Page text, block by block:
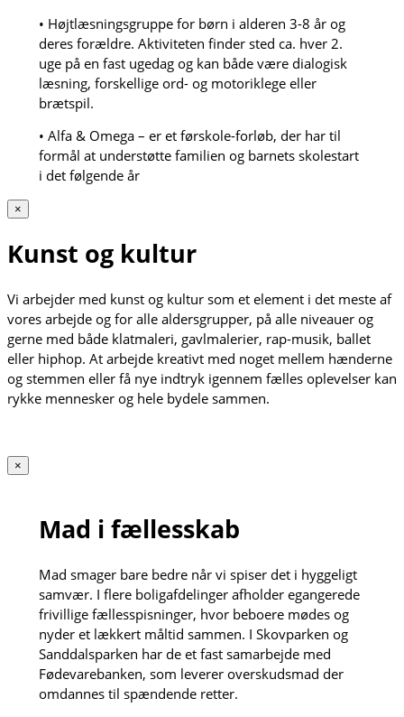
• Højtlæsningsgruppe for børn i alderen 3-8 år og
deres forældre. Aktiviteten finder sted ca. hver 2.
uge på en fast ugedag og kan både være dialogisk
læsning, forskellige ord- og motoriklege eller
brætspil.
• Alfa & Omega – er et førskole-forløb, der har til
formål at understøtte familien og barnets skolestart
i det følgende år
×
Kunst og kultur
Vi arbejder med kunst og kultur som et element i det meste af
vores arbejde og for alle aldersgrupper, på alle niveauer og
gerne med både klatmaleri, gavlmalerier, rap-musik, ballet
eller hiphop. At arbejde kreativt med noget mellem hænderne
og stemmen eller få nye indtryk igennem fælles oplevelser kan
rykke mennesker og hele bydele sammen.
×
Mad i fællesskab
Mad smager bare bedre når vi spiser det i hyggeligt
samvær. I flere boligafdelinger afholder egangerede
frivillige fællesspisninger, hvor beboere mødes og
nyder et lækkert måltid sammen. I Skovparken og
Sanddalsparken har de et fast samarbejde med
Fødevarebanken, som leverer overskudsmad der
omdannes til spændende retter.